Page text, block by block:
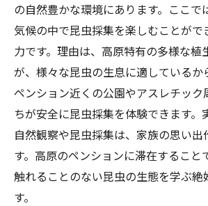
の自然豊かな環境にあります。ここで
気候の中で昆虫採集を楽しむことがで
力です。理由は、高原特有の多様な植
が、様々な昆虫の生息に適しているか
ペンション近くの公園やアスレチック
ちが安全に昆虫採集を体験できます。
自然観察や昆虫採集は、家族の思い出
す。高原のペンションに滞在すること
触れることのない昆虫の生態を学ぶ絶
す。